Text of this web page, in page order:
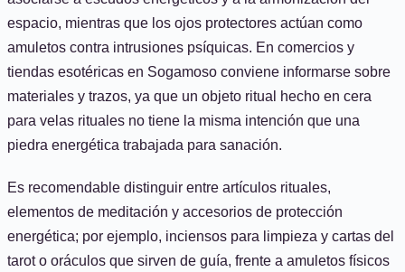
espacio, mientras que los ojos protectores actúan como
amuletos contra intrusiones psíquicas. En comercios y
tiendas esotéricas en Sogamoso conviene informarse sobre
materiales y trazos, ya que un objeto ritual hecho en cera
para velas rituales no tiene la misma intención que una
piedra energética trabajada para sanación.
Es recomendable distinguir entre artículos rituales,
elementos de meditación y accesorios de protección
energética; por ejemplo, inciensos para limpieza y cartas del
tarot o oráculos que sirven de guía, frente a amuletos físicos